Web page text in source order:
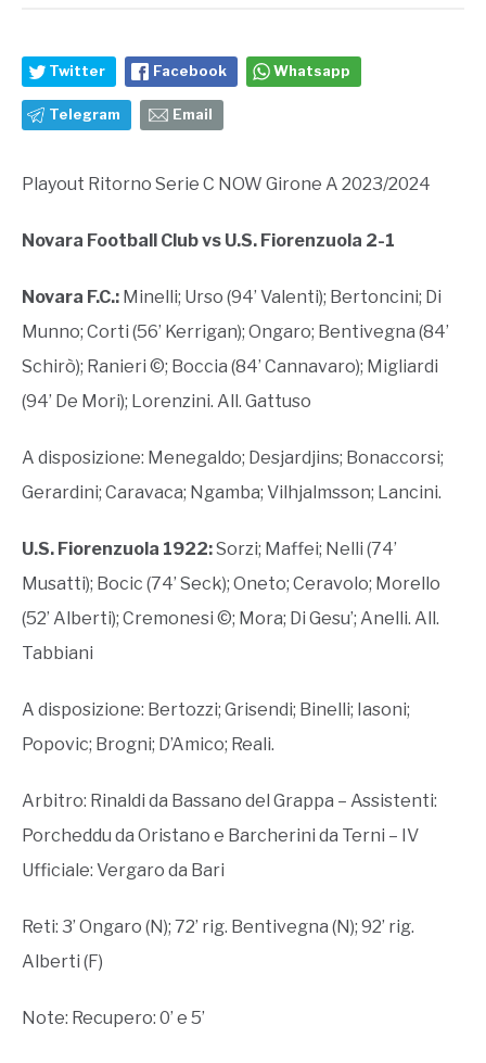
Twitter Facebook Whatsapp
Telegram Email
Playout Ritorno Serie C NOW Girone A 2023/2024
Novara Football Club vs U.S. Fiorenzuola 2-1
Novara F.C.: Minelli; Urso (94’ Valenti); Bertoncini; Di
Munno; Corti (56’ Kerrigan); Ongaro; Bentivegna (84’
Schirò); Ranieri ©; Boccia (84’ Cannavaro); Migliardi
(94’ De Mori); Lorenzini. All. Gattuso
A disposizione: Menegaldo; Desjardjins; Bonaccorsi;
Gerardini; Caravaca; Ngamba; Vilhjalmsson; Lancini.
U.S. Fiorenzuola 1922:Sorzi; Maffei; Nelli (74’
Musatti); Bocic (74’ Seck); Oneto; Ceravolo; Morello
(52’ Alberti); Cremonesi ©; Mora; Di Gesu’; Anelli. All.
Tabbiani
A disposizione: Bertozzi; Grisendi; Binelli; Iasoni;
Popovic; Brogni; D’Amico; Reali.
Arbitro: Rinaldi da Bassano del Grappa – Assistenti:
Porcheddu da Oristano e Barcherini da Terni – IV
Ufficiale: Vergaro da Bari
Reti: 3’ Ongaro (N); 72’ rig. Bentivegna (N); 92’ rig.
Alberti (F)
Note: Recupero: 0’ e 5’